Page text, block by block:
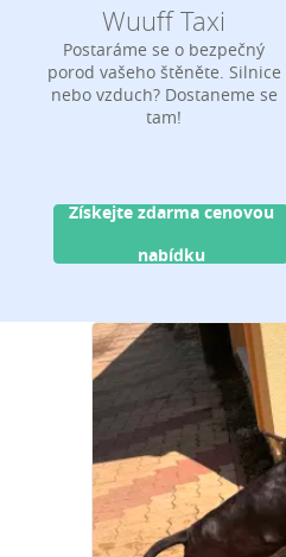
Wuuff Taxi
Postaráme se o bezpečný
porod vašeho štěněte. Silnice
nebo vzduch? Dostaneme se
tam!
Získejte zdarma cenovou
nabídku